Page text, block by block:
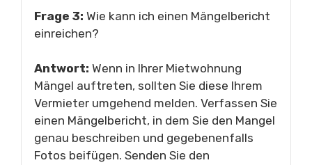
Frage 3: Wie kann ich einen Mängelbericht
einreichen?
Antwort: Wenn in Ihrer Mietwohnung
Mängel auftreten, sollten Sie diese Ihrem
Vermieter umgehend melden. Verfassen Sie
einen Mängelbericht, in dem Sie den Mangel
genau beschreiben und gegebenenfalls
Fotos beifügen. Senden Sie den